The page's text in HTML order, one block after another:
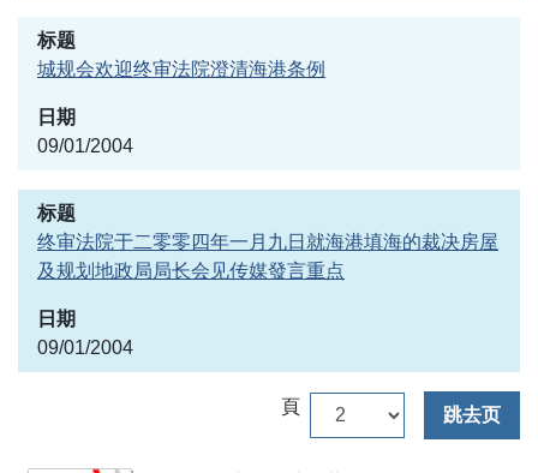
城规会欢迎终审法院澄清海港条例
09/01/2004
终审法院于二零零四年一月九日就海港填海的裁决房屋
及规划地政局局长会见传媒發言重点
09/01/2004
頁 跳去页